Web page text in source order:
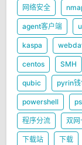
网络安全
agent客户端
kaspa
centos SMH
qubic pyrin钱
powershell ps
程序分流 双网
下载站 下载